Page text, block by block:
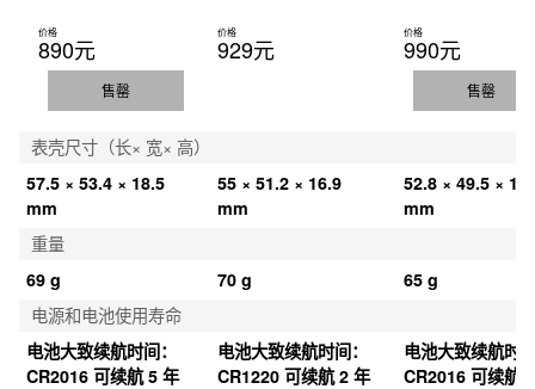
全自动日历（至 2099 年）
精确度：±15 秒/月
其他功能
指针闪避功能（移开指针以便无障碍地查看数字显示内容。）
一般计时：
指针：2 根指针（时针、分针（指针每 20 秒走动一次））
数字：时、分、秒、下午、月、日期、星期
价格
890元
售罄
价格
929元
价格
990元
售罄
表壳尺寸（长× 宽× 高）
57.5 × 53.4 × 18.5
mm
55 × 51.2 × 16.9
mm
52.8 × 49.5 ×
mm
重量
69 g
70 g
65 g
电源和电池使用寿命
电池大致续航时间：
CR2016 可续航 5 年
电池大致续航时间：
CR1220 可续航 2 年
电池大致续航时
CR2016 可续航